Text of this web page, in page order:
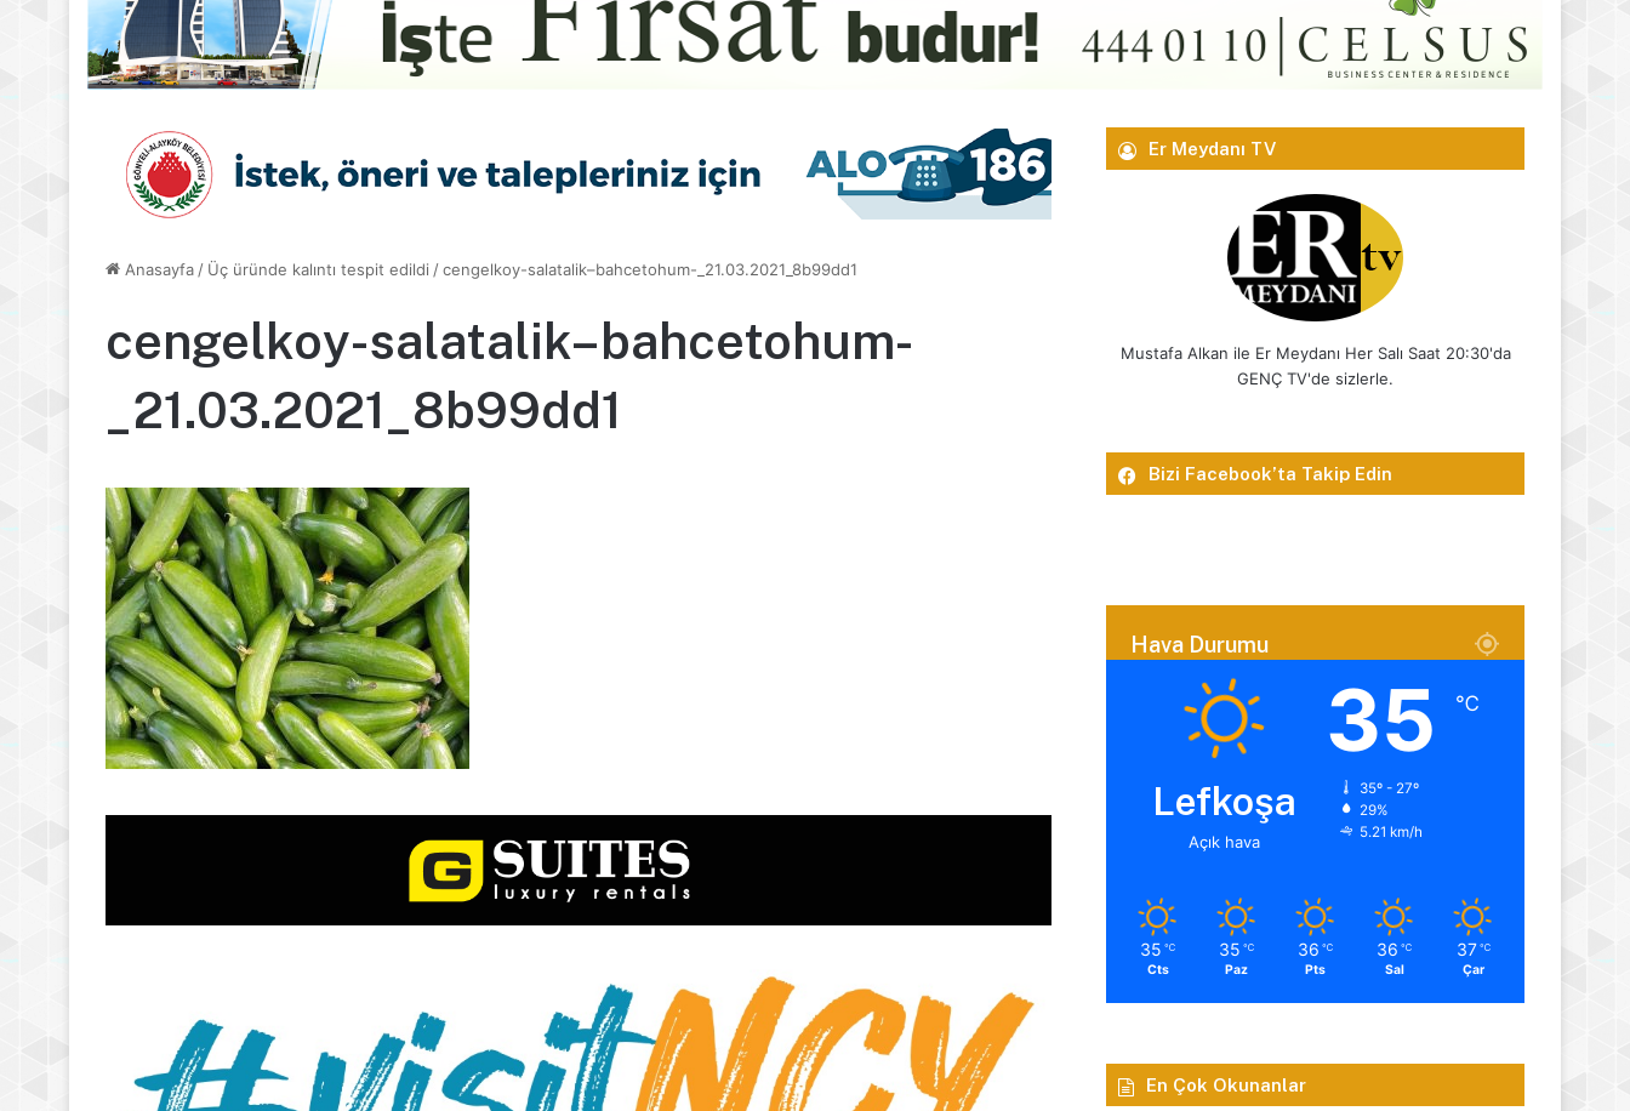
Anasayfa / Üç üründe kalıntı tespit edildi /cengelkoy-salatalik–bahcetohum-_21.03.2021_8b99dd1
cengelkoy-salatalik–bahcetohum-
_21.03.2021_8b99dd1
Er Meydanı TV
Mustafa Alkan ile Er Meydanı Her Salı Saat 20:30'da
GENÇ TV'de sizlerle.
Bizi Facebook’ta Takip Edin
Hava Durumu
Lefkoşa
Açık hava
35 ℃
35º - 27º
29%
5.21 km/h
35 ℃
Cts
35 ℃
Paz
36 ℃
Pts
36 ℃
Sal
37 ℃
Çar
En Çok Okunanlar